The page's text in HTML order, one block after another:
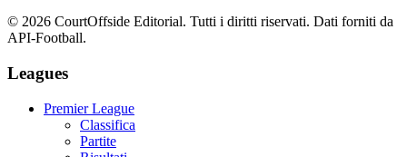
© 2026 CourtOffside Editorial. Tutti i diritti riservati. Dati forniti da
API-Football.
Leagues
Premier League
Classifica
Partite